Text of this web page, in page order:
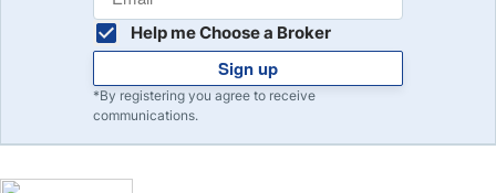
Help me Choose a Broker
Sign up
*By registering you agree to receive
communications.